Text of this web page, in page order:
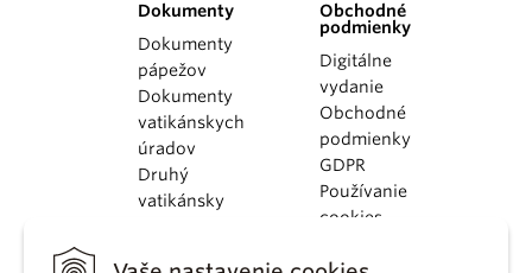
Dokumenty
Dokumenty
pápežov
Dokumenty
vatikánskych
úradov
Druhý
vatikánsky
Obchodné
podmienky
Digitálne
vydanie
Obchodné
podmienky
GDPR
Používanie
cookies